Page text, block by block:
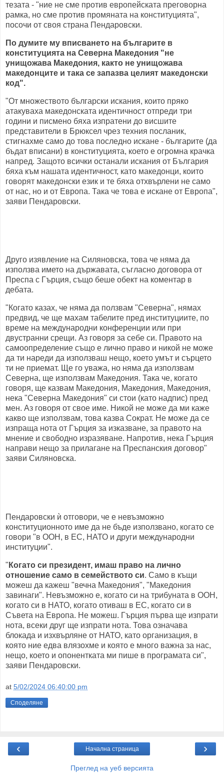
тезата - "ние не сме против европейската преговорна
рамка, но сме против промяната на конституцията",
посочи от своя страна Пендаровски.
По думите му вписването на българите в
конституцията на Северна Македония "не
унищожава Македония, както не унищожава
македонците и така се запазва целият македонски
код".
"От множеството български искания, които пряко
атакуваха македонската идентичност отпреди три
години и писмено бяха изпратени до висшите
представители в Брюксел чрез техния посланик,
стигнахме само до това последно искане - българите (да
бъдат вписани) в конституцията, което е огромна крачка
напред. Защото всички останали искания от България
бяха към нашата идентичност, като македонци, които
говорят македонски език и те бяха отхвърлени не само
от нас, но и от Европа. Така че това е искане от Европа",
заяви Пендаровски.
Друго изявление на Силяновска, това че няма да
използва името на държавата, съгласно договора от
Преспа с Гърция, също беше обект на коментар в
дебата.
"Когато казах, че няма да ползвам "Северна", нямах
предвид, че ще махам табелите пред институциите, по
време на международни конференции или при
двустранни срещи. Аз говоря за себе си. Правото на
самоопределение също е лично право и никой не може
да ти нареди да използваш нещо, което умът и сърцето
ти не приемат. Ще го уважа, но няма да използвам
Северна, ще използвам Македония. Така че, когато
говоря, ще казвам Македония, Македония, Македония,
нека "Северна Македония" си стои (като надпис) пред
мен. Аз говоря от свое име. Никой не може да ми каже
какво ще използвам, това казва Сократ. Не може да се
изпраща нота от Гърция за изказване, за правото на
мнение и свободно изразяване. Напротив, нека Гърция
направи нещо за прилагане на Преспанския договор"
заяви Силяновска.
Пендаровски ѝ отговори, че е невъзможно
конституционното име да не бъде използвано, когато се
говори "в ООН, в ЕС, НАТО и други международни
институции".
" Когато си президент, имаш право на лично
отношение само в семейството си. Само в къщи
можеш да кажеш "вечна Македония", "Македония
завинаги". Невъзможно е, когато си на трибуната в ООН,
когато си в НАТО, когато отиваш в ЕС, когато си в
Съвета на Европа. Не можеш. Гърция първа ще изпрати
нота, всеки друг ще изпрати нота. Това означава
блокада и изхвърляне от НАТО, като организация, в
която ние едва влязохме и която е много важна за нас,
нещо, което и опонентката ми пише в програмата си",
заяви Пендаровски.
at 5/02/2024 06:40:00 pm
Споделяне
‹ ›
Начална страница
Преглед на уеб версията